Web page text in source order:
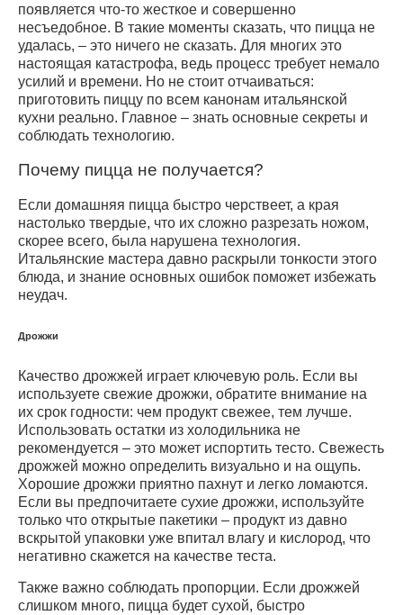
появляется что-то жесткое и совершенно
несъедобное. В такие моменты сказать, что пицца не
удалась, – это ничего не сказать. Для многих это
настоящая катастрофа, ведь процесс требует немало
усилий и времени. Но не стоит отчаиваться:
приготовить пиццу по всем канонам итальянской
кухни реально. Главное – знать основные секреты и
соблюдать технологию.
Почему пицца не получается?
Если домашняя пицца быстро черствеет, а края
настолько твердые, что их сложно разрезать ножом,
скорее всего, была нарушена технология.
Итальянские мастера давно раскрыли тонкости этого
блюда, и знание основных ошибок поможет избежать
неудач.
Дрожжи
Качество дрожжей играет ключевую роль. Если вы
используете свежие дрожжи, обратите внимание на
их срок годности: чем продукт свежее, тем лучше.
Использовать остатки из холодильника не
рекомендуется – это может испортить тесто. Свежесть
дрожжей можно определить визуально и на ощупь.
Хорошие дрожжи приятно пахнут и легко ломаются.
Если вы предпочитаете сухие дрожжи, используйте
только что открытые пакетики – продукт из давно
вскрытой упаковки уже впитал влагу и кислород, что
негативно скажется на качестве теста.
Также важно соблюдать пропорции. Если дрожжей
слишком много, пицца будет сухой, быстро